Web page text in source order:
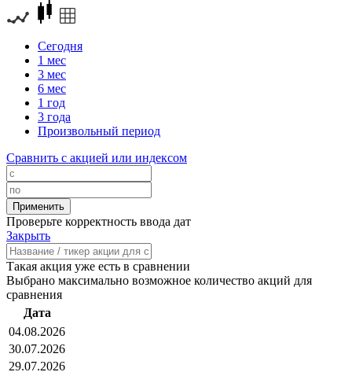
Сегодня
1 мес
3 мес
6 мес
1 год
3 года
Произвольный период
Сравнить с акцией или индексом
Проверьте корректность ввода дат
Закрыть
Такая акция уже есть в сравнении
Выбрано максимально возможное количество акций для
сравнения
Дата
04.08.2026
30.07.2026
29.07.2026